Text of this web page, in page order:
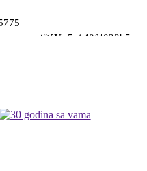
SKU: 5e140f4022b5